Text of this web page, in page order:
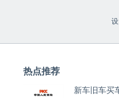
热点推荐
新车旧车买